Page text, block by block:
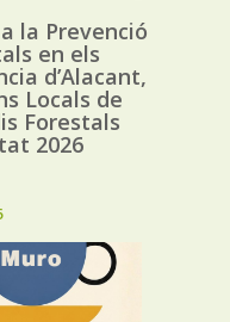
la Prevenció
en els
d’Alacant,
Locals de
Forestals
2026